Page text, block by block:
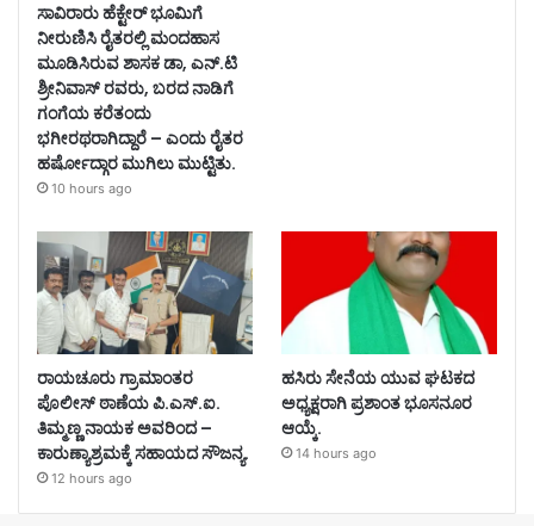
ಸಾವಿರಾರು ಹೆಕ್ಟೇರ್ ಭೂಮಿಗೆ
ನೀರುಣಿಸಿ ರೈತರಲ್ಲಿ ಮಂದಹಾಸ
ಮೂಡಿಸಿರುವ ಶಾಸಕ ಡಾ, ಎನ್.ಟಿ
ಶ್ರೀನಿವಾಸ್ ರವರು, ಬರದ ನಾಡಿಗೆ
ಗಂಗೆಯ ಕರೆತಂದು
ಭಗೀರಥರಾಗಿದ್ದಾರೆ – ಎಂದು ರೈತರ
ಹರ್ಷೋದ್ಗಾರ ಮುಗಿಲು ಮುಟ್ಟಿತು.
10 hours ago
ರಾಯಚೂರು ಗ್ರಾಮಾಂತರ
ಪೊಲೀಸ್ ಠಾಣೆಯ ಪಿ.ಎಸ್.ಐ.
ತಿಮ್ಮಣ್ಣ ನಾಯಕ ಅವರಿಂದ –
ಕಾರುಣ್ಯಾಶ್ರಮಕ್ಕೆ ಸಹಾಯದ ಸೌಜನ್ಯ.
12 hours ago
ಹಸಿರು ಸೇನೆಯ ಯುವ ಘಟಕದ
ಅಧ್ಯಕ್ಷರಾಗಿ ಪ್ರಶಾಂತ ಭೂಸನೂರ
ಆಯ್ಕೆ.
14 hours ago